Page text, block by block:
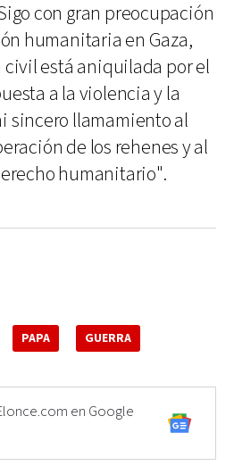
con gran preocupación
humanitaria en Gaza,
está aniquilada por el
a la violencia y la
sincero llamamiento al
de los rehenes y al
humanitario".
PAPA GUERRA
en Google